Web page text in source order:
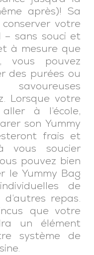
après)! Sa
votre
– sans souci et
à mesure que
vous pouvez
des purées ou
savoureuses
Lorsque votre
à l’école,
sonYummy
frais et
vous soucier
pouvez bien
le Yummy Bag
de
repas.
que votre
un élément
système de